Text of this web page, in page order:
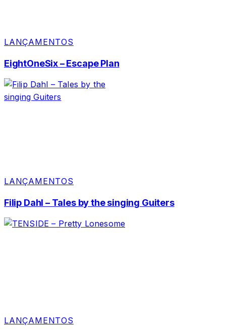
LANÇAMENTOS
EightOneSix – Escape Plan
LANÇAMENTOS
Filip Dahl – Tales by the singing Guiters
LANÇAMENTOS